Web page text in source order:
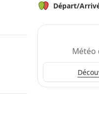
Départ/
Météo